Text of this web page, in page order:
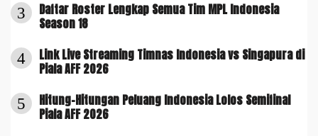
3
Daftar Roster Lengkap Semua Tim MPL Indonesia
Season 18
4
Link Live Streaming Timnas Indonesia vs Singapura di
Piala AFF 2026
5
Hitung-Hitungan Peluang Indonesia Lolos Semifinal
Piala AFF 2026